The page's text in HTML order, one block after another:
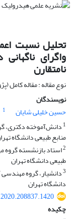
تحلیل نسبت
واگرای
نامتقارن
نوع مقاله : مقاله کامل
نویسندگان
حسین خلیلی شایان
1
1 دانش‌آموخته دکتری،
منابع طبیعی دانشگاه
2استاد بازنشسته گروه
طبیعی دانشگاه تهران
3دانشیار، گروه
دانشگاه تهران
چکیده